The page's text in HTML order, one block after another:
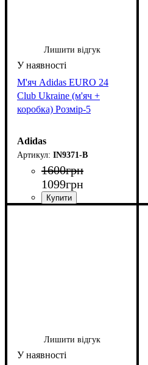
Лишити відгук
М'яч Adidas EURO 24
Club Ukraine (м'яч +
коробка) Розмір-5
Adidas
IN9371-B
1600грн
1099грн
Лишити відгук